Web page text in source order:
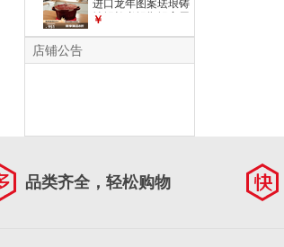
进口龙年图案珐琅铸
铁锅炖煮锅焖锅家用
￥
店铺公告
品类齐全，轻松购物